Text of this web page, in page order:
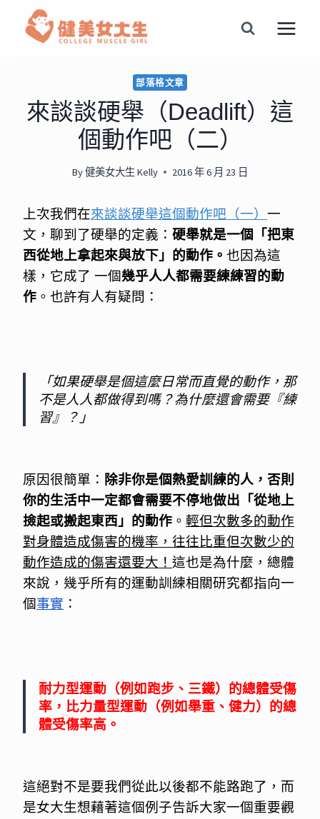
部落格文章
來談談硬舉（Deadlift）這
個動作吧（二）
By健美女大生 Kelly 2016 年 6 月 23 日
上次我們在來談談硬舉這個動作吧（一） 一
文，聊到了硬舉的定義： 硬舉就是一個「把東
西從地上拿起來與放下」的動作。 也因為這
樣，它成了 一個幾乎人人都需要練練習的動
作 。也許有人有疑問：
「如果硬舉是個這麼日常而直覺的動作，那
不是人人都做得到嗎？為什麼還會需要『練
習』？」
原因很簡單： 除非你是個熱愛訓練的人，否則
你的生活中一定都會需要不停地做出「從地上
撿起或搬起東西」的動作 。 輕但次數多的動作
對身體造成傷害的機率，往往比重但次數少的
動作造成的傷害還要大！ 這也是為什麼，總體
來說，幾乎所有的運動訓練相關研究都指向一
個事實 ：
耐力型運動（例如跑步、三鐵）的總體受傷
率，比力量型運動（例如舉重、健力）的總
體受傷率高。
這絕對不是要我們從此以後都不能路跑了，而
是女大生想藉著這個例子告訴大家一個重要觀